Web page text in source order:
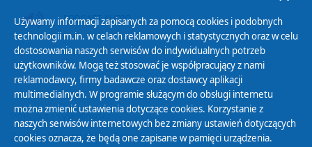
PODCAST AUDIO
Polityka Prywatności
Zasady korzystania z Serwisu
Używamy informacji zapisanych za pomocą cookies i podobnych
technologii m.in. w celach reklamowych i statystycznych oraz w celu
dostosowania naszych serwisów do indywidualnych potrzeb
użytkowników. Mogą też stosować je współpracujący z nami
reklamodawcy, firmy badawcze oraz dostawcy aplikacji
multimedialnych. W programie służącym do obsługi internetu
można zmienić ustawienia dotyczące cookies. Korzystanie z
naszych serwisów internetowych bez zmiany ustawień dotyczących
cookies oznacza, że będą one zapisane w pamięci urządzenia.